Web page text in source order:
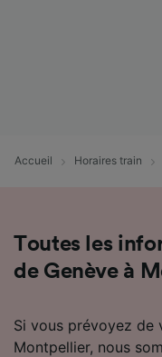
Accueil Horaires train
Toutes les
de Genève à
Si vous prévoyez de
Montpellier, nous